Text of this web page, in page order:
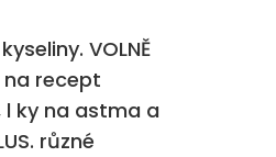
VOLNĚ
na recept
l ky na astma a
různé